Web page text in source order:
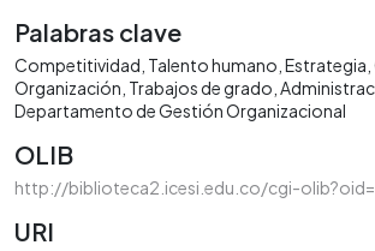
Palabras clave
Competitividad Talento humano Estrategia
Organización Trabajos de grado
Departamento de Gestión Organizacional
OLIB
http://biblioteca2.icesi.edu.co/cgi-
URI